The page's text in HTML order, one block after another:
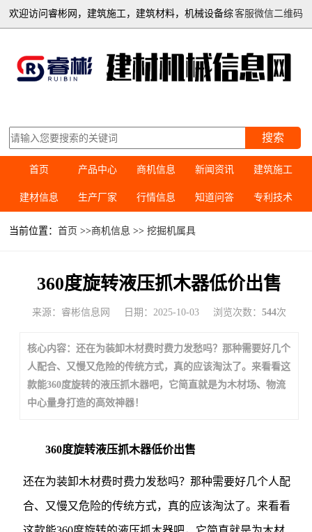
客服微信二维码
欢迎访问睿彬网，建筑施工，建筑材料，机械设备综
搜索
首页 产品中心 商机信息 新闻资讯 建筑施工
建材信息 生产厂家 行情信息 知道问答 专利技术
当前位置：首页 >>商机信息 >>挖掘机属具
360度旋转液压抓木器低价出售
来源：睿彬信息网 日期：2025-10-03 浏览次数： 544次
核心内容：还在为装卸木材费时费力发愁吗？那种需要好几个
人配合、又慢又危险的传统方式，真的应该淘汰了。来看看这
款能360度旋转的液压抓木器吧，它简直就是为木材场、物流
中心量身打造的高效神器！
360度旋转液压抓木器低价出售
还在为装卸木材费时费力发愁吗？那种需要好几个人配
合、又慢又危险的传统方式，真的应该淘汰了。来看看